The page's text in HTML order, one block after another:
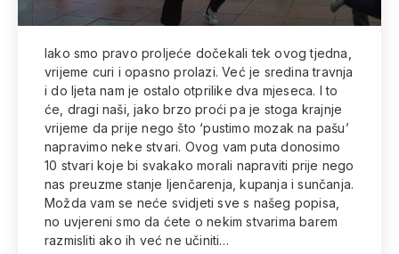
Iako smo pravo proljeće dočekali tek ovog tjedna,
vrijeme curi i opasno prolazi. Već je sredina travnja
i do ljeta nam je ostalo otprilike dva mjeseca. I to
će, dragi naši, jako brzo proći pa je stoga krajnje
vrijeme da prije nego što ‘pustimo mozak na pašu’
napravimo neke stvari. Ovog vam puta donosimo
10 stvari koje bi svakako morali napraviti prije nego
nas preuzme stanje ljenčarenja, kupanja i sunčanja.
Možda vam se neće svidjeti sve s našeg popisa,
no uvjereni smo da ćete o nekim stvarima barem
razmisliti ako ih već ne učiniti…